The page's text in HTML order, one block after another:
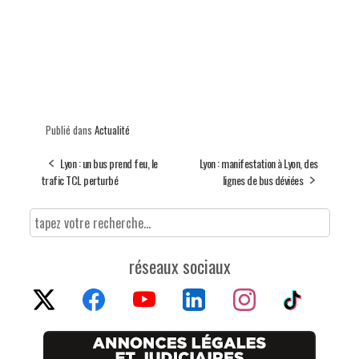
Publié dans Actualité
Lyon : un bus prend feu, le
trafic TCL perturbé
Lyon : manifestation à Lyon, des
lignes de bus déviées
réseaux sociaux